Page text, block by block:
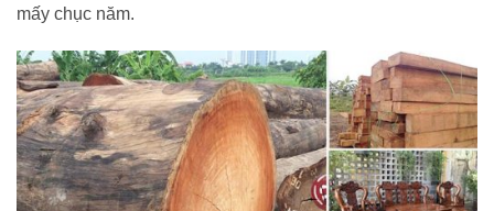
mấy chục năm.